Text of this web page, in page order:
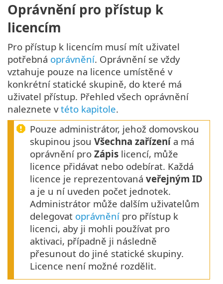
Oprávnění pro přístup k
licencím
Pro přístup k licencím musí mít uživatel
potřebná oprávnění. Oprávnění se vždy
vztahuje pouze na licence umístěné v
konkrétní statické skupině, do které má
uživatel přístup. Přehled všech oprávnění
naleznete vtéto kapitole.
Pouze administrátor, jehož domovskou
skupinou jsou Všechna zařízenía má
oprávnění pro Zápis licencí, může
licence přidávat nebo odebírat. Každá
licence je reprezentovaná veřejným ID
a je u ní uveden počet jednotek.
Administrátor může dalším uživatelům
delegovat oprávnění pro přístup k
licenci, aby ji mohli používat pro
aktivaci, případně ji následně
přesunout do jiné statické skupiny.
Licence není možné rozdělit.